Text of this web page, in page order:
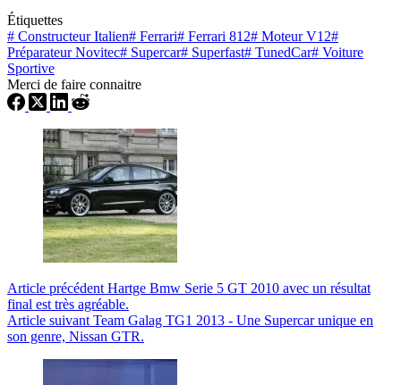
Étiquettes
# Constructeur Italien# Ferrari# Ferrari 812# Moteur V12#
Préparateur Novitec# Supercar# Superfast# TunedCar# Voiture
Sportive
Merci de faire connaitre
Article précédent Hartge Bmw Serie 5 GT 2010 avec un résultat
final est très agréable.
Article suivant Team Galag TG1 2013 - Une Supercar unique en
son genre, Nissan GTR.